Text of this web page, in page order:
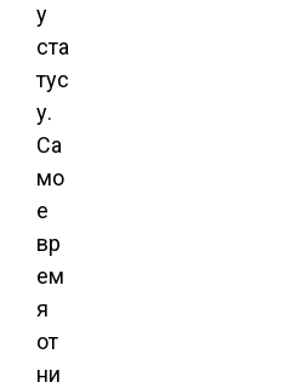
у
ста
тус
у.
Са
мо
е
вр
ем
я
от
ни